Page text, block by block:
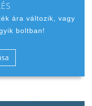
ára változik, vagy
boltban!